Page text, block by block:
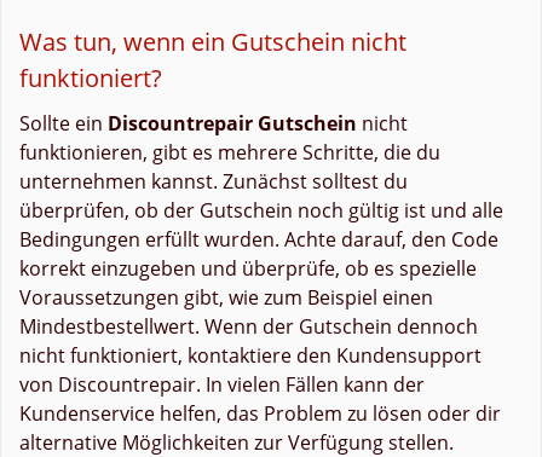
Was tun, wenn ein Gutschein nicht
funktioniert?
Sollte ein Discountrepair Gutschein nicht
funktionieren, gibt es mehrere Schritte, die du
unternehmen kannst. Zunächst solltest du
überprüfen, ob der Gutschein noch gültig ist und alle
Bedingungen erfüllt wurden. Achte darauf, den Code
korrekt einzugeben und überprüfe, ob es spezielle
Voraussetzungen gibt, wie zum Beispiel einen
Mindestbestellwert. Wenn der Gutschein dennoch
nicht funktioniert, kontaktiere den Kundensupport
von Discountrepair. In vielen Fällen kann der
Kundenservice helfen, das Problem zu lösen oder dir
alternative Möglichkeiten zur Verfügung stellen.